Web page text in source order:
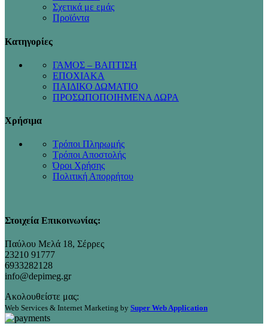
Σχετικά με εμάς
Προϊόντα
Κατηγορίες
ΓΑΜΟΣ – ΒΑΠΤΙΣΗ
ΕΠΟΧΙΑΚΑ
ΠΑΙΔΙΚΟ ΔΩΜΑΤΙΟ
ΠΡΟΣΩΠΟΠΟΙΗΜΕΝΑ ΔΩΡΑ
Χρήσιμα
Τρόποι Πληρωμής
Τρόποι Αποστολής
Όροι Χρήσης
Πολιτική Απορρήτου
Στοιχεία Επικοινωνίας:
Παύλου Μελά 18, Σέρρες
23210 91777
6933282128
info@depimeg.gr
Ακολουθείστε μας:
Web Services & Internet Marketing by Super Web Application